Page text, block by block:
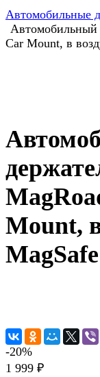
Автомобильные
Автомобильный
Car Mount, в
Mount,
-20%
1 999 ₽